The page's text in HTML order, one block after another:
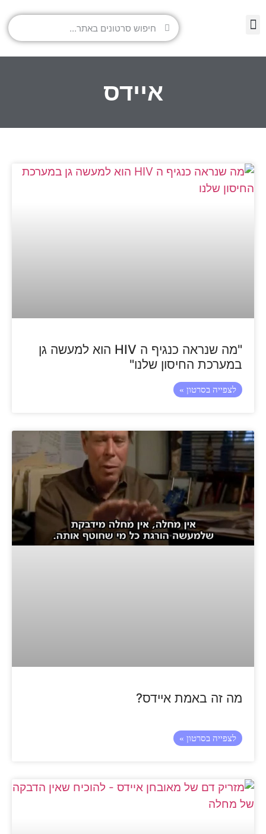
איידס
"מה שנראה כנגיף ה HIV הוא למעשה גן
במערכת החיסון שלנו"
לצפייה בסרטון »
מה זה באמת איידס?
לצפייה בסרטון »